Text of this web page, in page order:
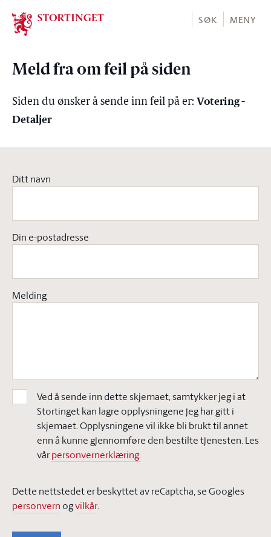
Stortinget.no
SØK MENY
Meld fra om feil på siden
Siden du ønsker å sende inn feil på er: Votering -
Detaljer
Ditt navn
Din e-postadresse
Melding
Ved å sende inn dette skjemaet, samtykker jeg i at
Stortinget kan lagre opplysningene jeg har gitt i
skjemaet. Opplysningene vil ikke bli brukt til annet
enn å kunne gjennomføre den bestilte tjenesten. Les
vårpersonvernerklæring.
Dette nettstedet er beskyttet av reCaptcha, se Googles
personvern ogvilkår.